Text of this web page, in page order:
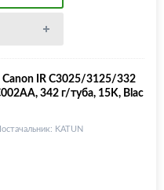
IR C3025/3125/332
342 г/туба, 15K, Blac
KATUN